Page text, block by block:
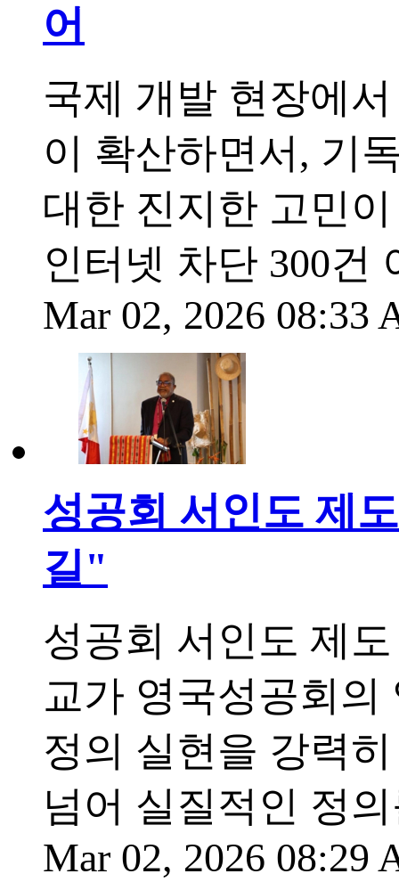
어
국제 개발 현장에
이 확산하면서, 기
대한 진지한 고민
인터넷 차단 300건
Mar 02, 2026 08:33
성공회 서인도 제
길"
성공회 서인도 제
교가 영국성공회
정의 실현을 강력
넘어 실질적인 정
Mar 02, 2026 08:29